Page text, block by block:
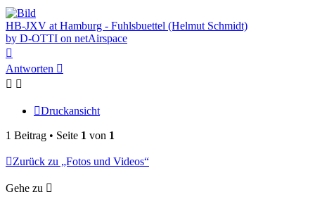
HB-JXV at Hamburg - Fuhlsbuettel (Helmut Schmidt)
by D-OTTI on netAirspace
oben
Antworten
Druckansicht
1 Beitrag • Seite 1 von 1
Zurück zu „Fotos und Videos“
Gehe zu